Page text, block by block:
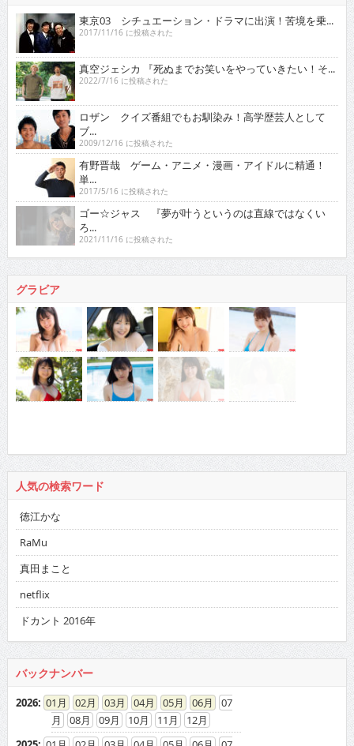
東京03 シチュエーション・ドラマに出演！苦境を乗...
2017/11/16 に投稿された
真空ジェシカ 『死ぬまでお笑いをやっていきたい！そ...
2022/7/16 に投稿された
ロザン クイズ番組でもお馴染み！高学歴芸人として
ブ...
2009/12/16 に投稿された
有野晋哉 ゲーム・アニメ・漫画・アイドルに精通！
単...
2017/5/16 に投稿された
ゴー☆ジャス 『夢が叶うというのは直線ではなくい
ろ...
2021/11/16 に投稿された
グラビア
人気の検索ワード
徳江かな
RaMu
真田まこと
netflix
ドカント 2016年
バックナンバー
2026: 01 02 03 04 05 06
07
08
09 10 11
12